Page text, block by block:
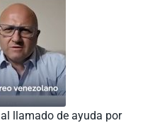
llamado de ayuda por